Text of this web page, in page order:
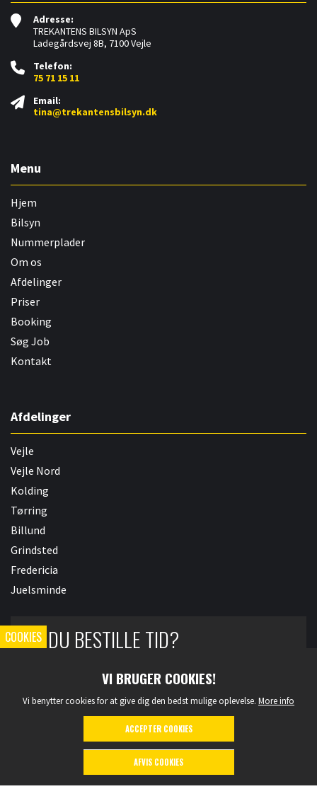
VIL DU BESTILLE TID?
kontakt med den rigtige.
75 71 15 11
Adresse:
TREKANTENS BILSYN ApS
Ladegårdsvej 8B, 7100 Vejle
Telefon:
75 71 15 11
Email:
tina@trekantensbilsyn.dk
Menu
Hjem
Bilsyn
Nummerplader
Om os
Afdelinger
Priser
Booking
Søg Job
Kontakt
Afdelinger
Vejle
Vejle Nord
Kolding
Tørring
Billund
Grindsted
Fredericia
Juelsminde
COOKIES
VI BRUGER COOKIES!
Vi benytter cookies for at give dig den bedst mulige oplevelse. More info
ACCEPTER COOKIES
AFVIS COOKIES